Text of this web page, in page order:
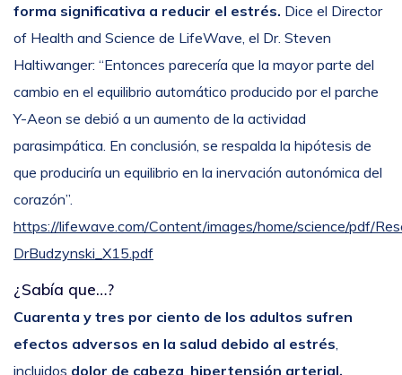
forma significativa a reducir el estrés. Dice el Director
of Health and Science de LifeWave, el Dr. Steven
Haltiwanger: “Entonces parecería que la mayor parte del
cambio en el equilibrio automático producido por el parche
Y-Aeon se debió a un aumento de la actividad
parasimpática. En conclusión, se respalda la hipótesis de
que produciría un equilibrio en la inervación autonómica del
corazón”.
https://lifewave.com/Content/images/home/science/pdf/
DrBudzynski_X15.pdf
¿Sabía que…?
Cuarenta y tres por ciento de los adultos sufren
efectos adversos en la salud debido al estrés
incluidos dolor de cabeza hipertensión arterial,